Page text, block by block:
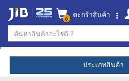
0 ตะกร้าสินค้า
ประเภทสินค้า